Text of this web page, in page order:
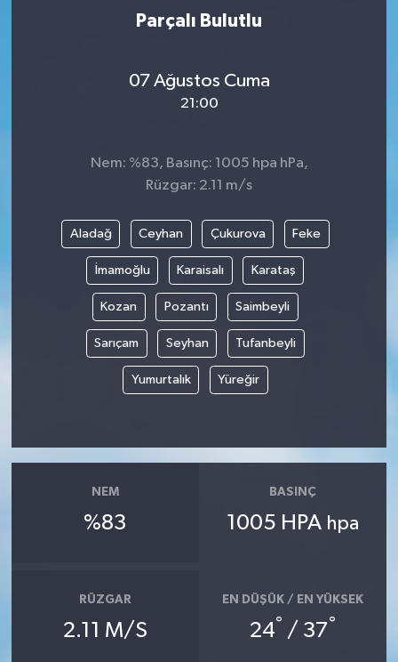
Parçalı Bulutlu
07 Ağustos Cuma
21:00
Nem: %83, Basınç: 1005 hpa hPa,
Rüzgar: 2.11 m/s
Aladağ Ceyhan Çukurova Feke
İmamoğlu Karaisalı Karataş
Kozan Pozantı Saimbeyli
Sarıçam Seyhan Tufanbeyli
Yumurtalık Yüreğir
NEM
%83
BASINÇ
1005 HPA hpa
RÜZGAR
2.11 M/S
EN DÜŞÜK / EN YÜKSEK
24° / 37°
BİLİM VE TEKNOLOJİ
Düzce
Ekonomi
Genel
Gökçebey
Kültür - Sanat
Politika